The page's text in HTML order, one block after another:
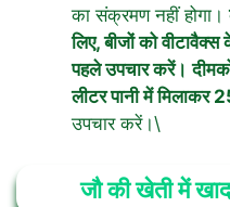
का संक्रमण नहीं होगा।
लिए, बीजों को
पहले उपचार करें।
लीटर पानी में मिलाकर
उपचार करें।\
जौ की खेती में